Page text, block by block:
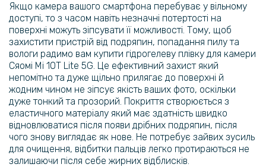
159 грн
199 грн
Протиударна гідрогелева плівка Hydrogel Film для Xiaomi Redmi
Note 8 Pro на камеру 3шт, Transparent
159 грн
199 грн
Протиударна гідрогелева плівка Hydrogel Film для Xiaomi Mi 11 Lite,
Transparent
Якщо камера вашого смартфона перебуває у вільному
доступі, то з часом навіть незначні потертості на
поверхні можуть зіпсувати її можливості. Тому, щоб
захистити пристрій від подряпин, попадання пилу та
вологи радимо вам купити гідрогелеву плівку для камери
Сяомі Mi 10T Lite 5G. Це ефективний захист який
непомітно та дуже щільно прилягає до поверхні й
жодним чином не зіпсує якість ваших фото, оскільки
дуже тонкий та прозорий. Покриття створюється з
еластичного матеріалу який має здатність швидко
відновлюватися після появи дрібних подряпин, після
чого знову виглядає як нове. Не потребує зайвих зусиль
для очищення, відбитки пальців легко протираються не
залишаючи після себе жирних відблисків.